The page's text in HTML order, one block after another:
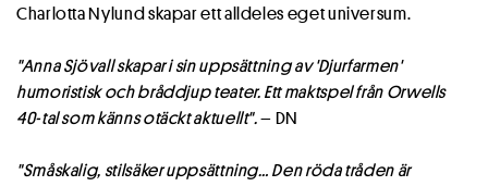
Charlotta Nylund skapar ett alldeles eget universum.
"Anna Sjövall skapar i sin uppsättning av 'Djurfarmen'
humoristisk och bråddjup teater. Ett maktspel från Orwells
40-tal som känns otäckt aktuellt".– DN
"Småskalig, stilsäker uppsättning… Den röda tråden är